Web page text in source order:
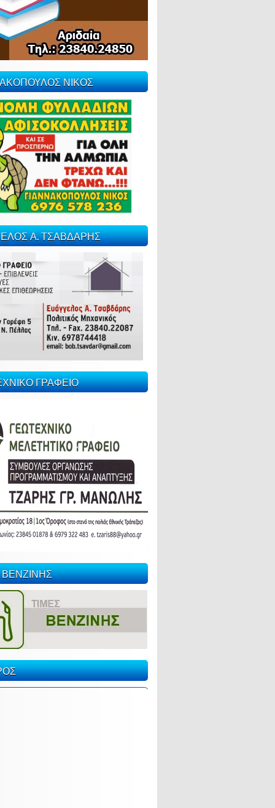
ΝΙΚΟΣ
Α. ΤΣΑΒΔΑΡΗΣ
ΓΡΑΦΕΙΟ
ΒΕΝΖΙΝΗΣ